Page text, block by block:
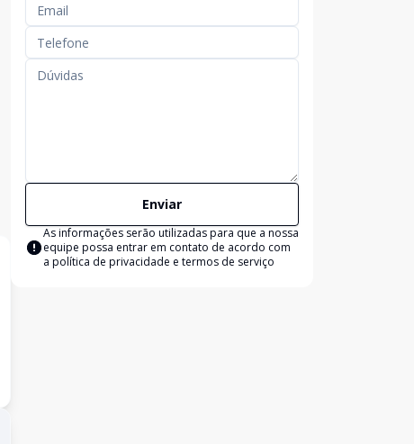
Enviar
As informações serão utilizadas para que a nossa
equipe possa entrar em contato de acordo com
a política de privacidade e termos de serviço